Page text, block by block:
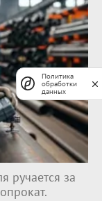
ручается за
Политика
обработки
данных